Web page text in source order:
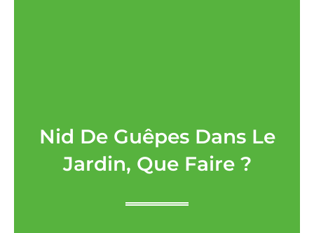
Nid De Guêpes Dans Le
Jardin, Que Faire ?